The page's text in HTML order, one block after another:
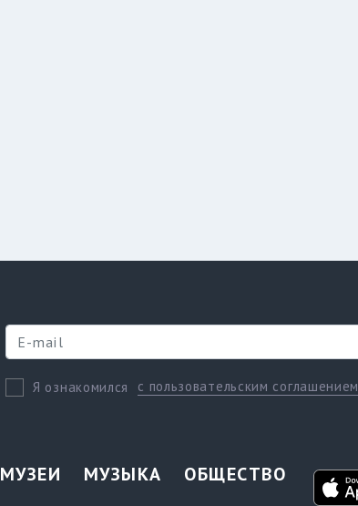
Я ознакомился с пользовательским соглашением
МУЗЕИ МУЗЫКА ОБЩЕСТВО